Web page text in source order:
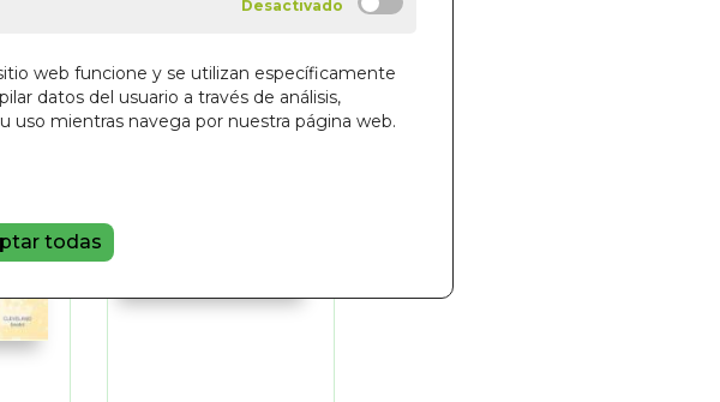
web funcione y se utilizan específicamente
datos del usuario a través de análisis,
uso mientras navega por nuestra página web.
todas